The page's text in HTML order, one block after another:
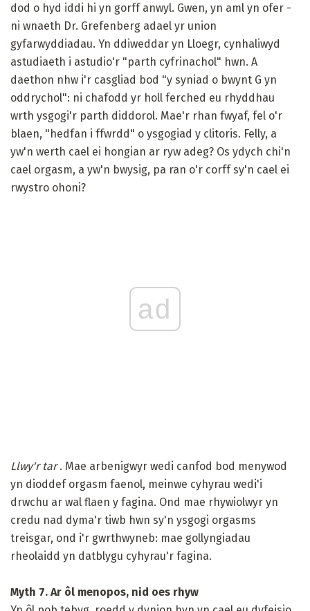
dod o hyd iddi hi yn gorff anwyl. Gwen, yn aml yn ofer -
ni wnaeth Dr. Grefenberg adael yr union
gyfarwyddiadau. Yn ddiweddar yn Lloegr, cynhaliwyd
astudiaeth i astudio'r "parth cyfrinachol" hwn. A
daethon nhw i'r casgliad bod "y syniad o bwynt G yn
oddrychol": ni chafodd yr holl ferched eu rhyddhau
wrth ysgogi'r parth diddorol. Mae'r rhan fwyaf, fel o'r
blaen, "hedfan i ffwrdd" o ysgogiad y clitoris. Felly, a
yw'n werth cael ei hongian ar ryw adeg? Os ydych chi'n
cael orgasm, a yw'n bwysig, pa ran o'r corff sy'n cael ei
rwystro ohoni?
ad
Llwy'r tar. Mae arbenigwyr wedi canfod bod menywod
yn dioddef orgasm faenol, meinwe cyhyrau wedi'i
drwchu ar wal flaen y fagina. Ond mae rhywiolwyr yn
credu nad dyma'r tiwb hwn sy'n ysgogi orgasms
treisgar, ond i'r gwrthwyneb: mae gollyngiadau
rheolaidd yn datblygu cyhyrau'r fagina.
Myth 7. Ar ôl menopos, nid oes rhyw